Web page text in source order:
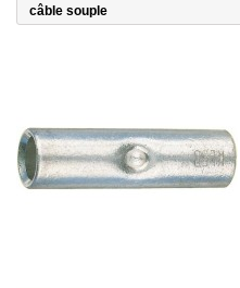
câble souple